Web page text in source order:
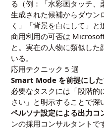
る（例：「水彩画タッチ、
生成された候補からダウン
く」「背景を白にして」
商用利用の可否は
と。実在の人物に類似した
いる。
応用テクニック 5 選
Smart Mode を前提にし
必要なタスクには「段階
さい」と明示することで
ペルソナ設定による出力コ
ンの採用コンサルタント